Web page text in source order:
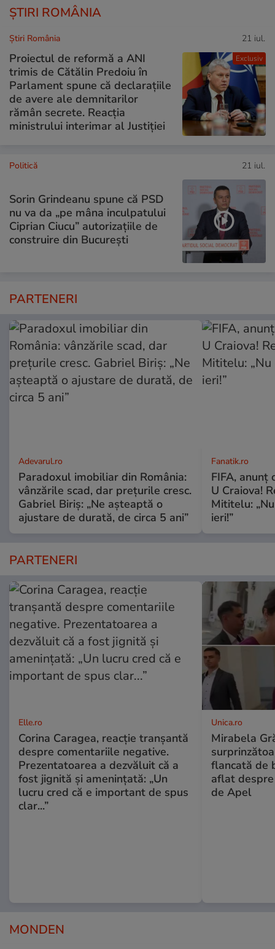
ȘTIRI ROMÂNIA
Exclusiv
Știri România 21 iul.
Proiectul de reformă a ANI
trimis de Cătălin Predoiu în
Parlament spune că declarațiile
de avere ale demnitarilor
rămân secrete. Reacția
ministrului interimar al Justiției
Politică 21 iul.
Sorin Grindeanu spune că PSD
nu va da „pe mâna inculpatului
Ciprian Ciucu” autorizațiile de
construire din București
PARTENERI
Adevarul.ro
Paradoxul imobiliar din România:
vânzările scad, dar prețurile cresc.
Gabriel Biriș: „Ne așteaptă o
ajustare de durată, de circa 5 ani”
Fanatik.ro
FIFA, anunț
U Craiova!
Mititelu:
ieri!”
PARTENERI
Elle.ro
Corina Caragea, reacție tranșantă
despre comentariile negative.
Prezentatoarea a dezvăluit că a
fost jignită și amenințată: „Un
lucru cred că e important de spus
clar...”
Unica.ro
Mirabela
flancată de
aflat
de Apel
MONDEN